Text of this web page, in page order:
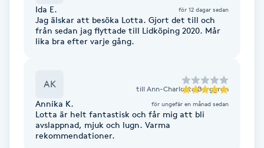
Fransborttagning
Fransfärgning
Fransförlängning Megavolym
Fransförlängning Volym
Ida E. för 12 dagar sedan
Jag älskar att besöka Lotta. Gjort det till och
från sedan jag flyttade till Lidköping 2020. Mår
lika bra efter varje gång.
AK till Ann-Charlotte Berggren
Annika K. för ungefär en månad sedan
Lotta är helt fantastisk och får mig att bli
avslappnad, mjuk och lugn. Varma
rekommendationer.